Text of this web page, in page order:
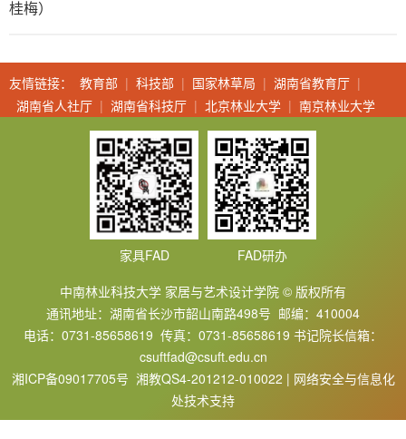
桂梅）
友情链接： 教育部 | 科技部 | 国家林草局 | 湖南省教育厅 |
湖南省人社厅 | 湖南省科技厅 | 北京林业大学 | 南京林业大学
家具FAD
FAD研办
中南林业科技大学 家居与艺术设计学院 © 版权所有
通讯地址：湖南省长沙市韶山南路498号 邮编：410004
电话：0731-85658619 传真：0731-85658619 书记院长信箱：
csuftfad@csuft.edu.cn
湘ICP备09017705号 湘教QS4-201212-010022 | 网络安全与信息化
处技术支持